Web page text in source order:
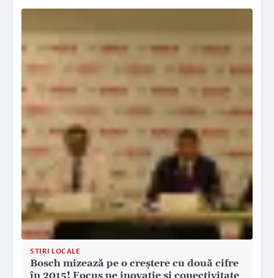
STIRI LOCALE
Bosch mizează pe o creştere cu două cifre